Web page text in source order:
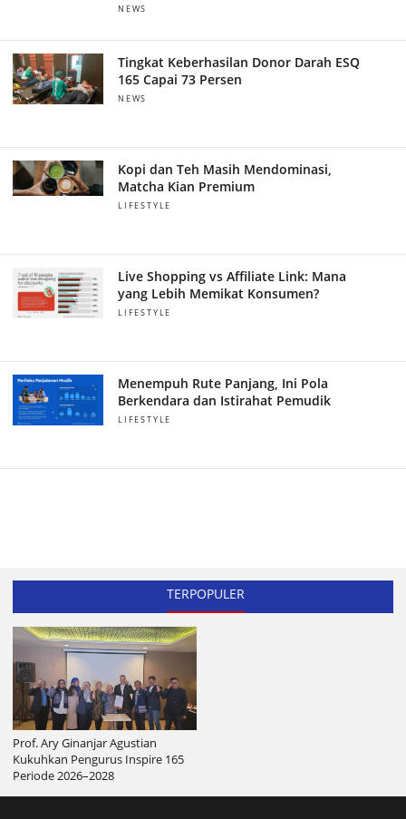
NEWS
Tingkat Keberhasilan Donor Darah ESQ
165 Capai 73 Persen
NEWS
Kopi dan Teh Masih Mendominasi,
Matcha Kian Premium
LIFESTYLE
Live Shopping vs Affiliate Link: Mana
yang Lebih Memikat Konsumen?
LIFESTYLE
Menempuh Rute Panjang, Ini Pola
Berkendara dan Istirahat Pemudik
LIFESTYLE
TERPOPULER
Prof. Ary Ginanjar Agustian
Kukuhkan Pengurus Inspire 165
Periode 2026–2028